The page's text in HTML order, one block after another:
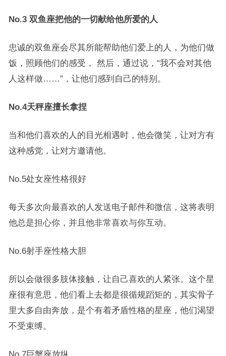
No.3 双鱼座把他的一切献给他所爱的人
忠诚的双鱼座会尽其所能帮助他们爱上的人，为他们做
饭，照顾他们的感受， 然后，通过说，“我不会对其他
人这样做……”，让他们感到自己的特别。
No.4天秤座擅长拿捏
当和他们喜欢的人的目光相遇时，他会微笑，让对方有
这种感觉，让对方邀请他。
No.5处女座性格很好
每天多次向最喜欢的人发送电子邮件和微信，这将表明
他总是担心你，并且他非常喜欢与你互动。
No.6射手座性格大胆
所以会做很多肢体接触，让自己喜欢的人紧张。这个星
座很有意思，他们看上去都是很循规蹈矩的，其实骨子
里大多自由奔放，是个有着矛盾性格的星座，他们渴望
不受束缚。
No.7巨蟹座放纵